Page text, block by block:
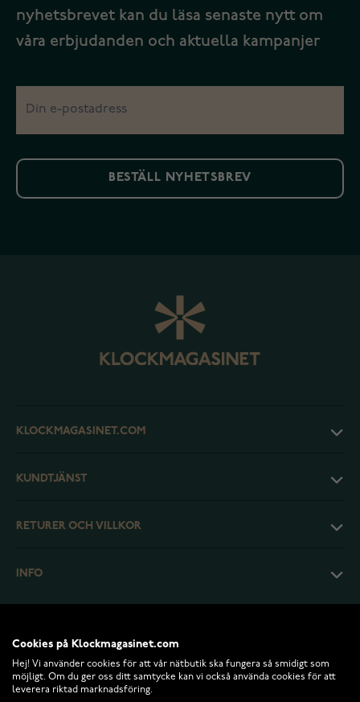
nyhetsbrevet kan du läsa senaste nytt om
våra erbjudanden och aktuella kampanjer
BESTÄLL NYHETSBREV
KLOCKMAGASINET.COM
KUNDTJÄNST
RETURER OCH VILLKOR
INFO
Cookies på Klockmagasinet.com
Hej! Vi använder cookies för att vår nätbutik ska fungera så smidigt som
möjligt. Om du ger oss ditt samtycke kan vi också använda cookies för att
leverera riktad marknadsföring.